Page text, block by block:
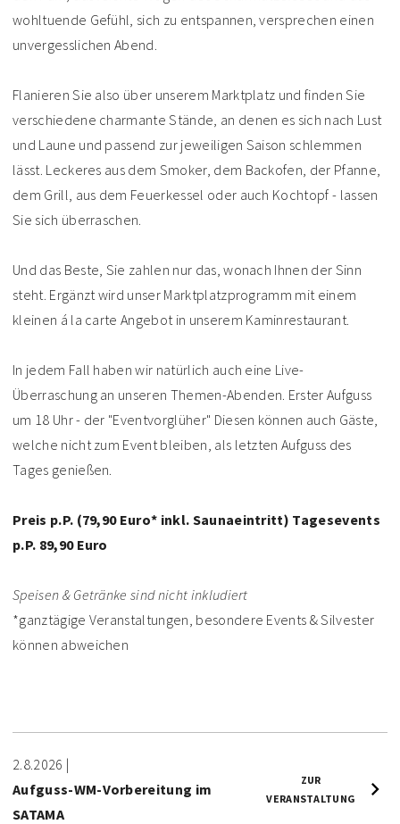
wohltuende Gefühl, sich zu entspannen, versprechen einen
unvergesslichen Abend.
Flanieren Sie also über unserem Marktplatz und finden Sie
verschiedene charmante Stände, an denen es sich nach Lust
und Laune und passend zur jeweiligen Saison schlemmen
lässt. Leckeres aus dem Smoker, dem Backofen, der Pfanne,
dem Grill, aus dem Feuerkessel oder auch Kochtopf - lassen
Sie sich überraschen.
Und das Beste, Sie zahlen nur das, wonach Ihnen der Sinn
steht. Ergänzt wird unser Marktplatzprogramm mit einem
kleinen á la carte Angebot in unserem Kaminrestaurant.
In jedem Fall haben wir natürlich auch eine Live-
Überraschung an unseren Themen-Abenden. Erster Aufguss
um 18 Uhr - der "Eventvorglüher" Diesen können auch Gäste,
welche nicht zum Event bleiben, als letzten Aufguss des
Tages genießen.
Preis p.P. (79,90 Euro* inkl. Saunaeintritt) Tagesevents
p.P. 89,90 Euro
Speisen & Getränke sind nicht inkludiert
*ganztägige Veranstaltungen, besondere Events & Silvester
können abweichen
2.8.2026 |
Aufguss-WM-Vorbereitung im
SATAMA
ZUR
VERANSTALTUNG